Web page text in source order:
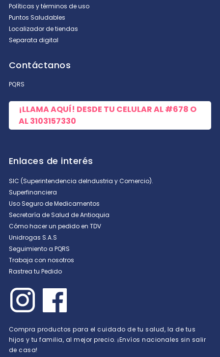
Políticas y términos de uso
Puntos Saludables
Localizador de tiendas
Separata digital
Contáctanos
PQRS
¡LLAMA AQUÍ! DESDE TU CELULAR AL#678 O
AL3103157330
Enlaces de interés
SIC (Superintendencia deIndustria y Comercio).
Superfinanciera
Uso Seguro de Medicamentos
Secretaría de Salud de Antioquia
Cómo hacer un pedido en TDV
Unidrogas S.A.S
Seguimiento a PQRS
Trabaja con nosotros
Rastrea tu Pedido
Compra productos para el cuidado de tu salud, la de tus
hijos y tu familia, al mejor precio. ¡Envíos nacionales sin salir
de casa!